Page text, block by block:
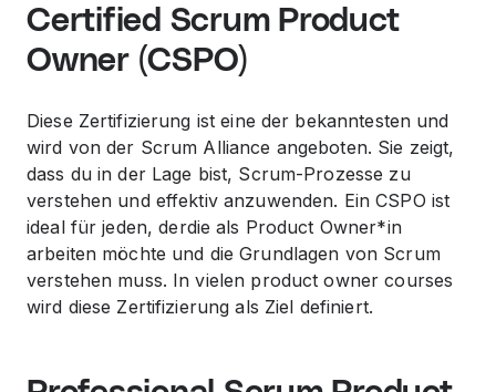
Certified Scrum Product
Owner (CSPO)
Diese Zertifizierung ist eine der bekanntesten und
wird von der Scrum Alliance angeboten. Sie zeigt,
dass du in der Lage bist, Scrum-Prozesse zu
verstehen und effektiv anzuwenden. Ein CSPO ist
ideal für jeden, derdie als Product Owner*in
arbeiten möchte und die Grundlagen von Scrum
verstehen muss. In vielen product owner courses
wird diese Zertifizierung als Ziel definiert.